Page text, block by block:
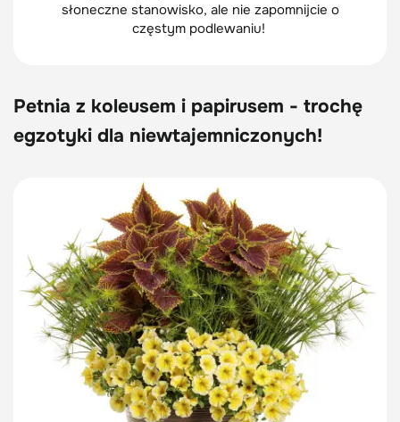
słoneczne stanowisko, ale nie zapomnijcie o
częstym podlewaniu!
Petnia z koleusem i papirusem - trochę
egzotyki dla niewtajemniczonych!